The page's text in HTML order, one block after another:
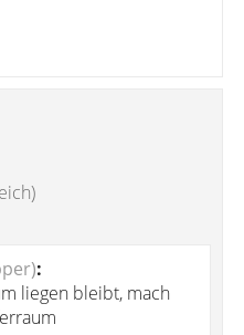
:
liegen bleibt, mach